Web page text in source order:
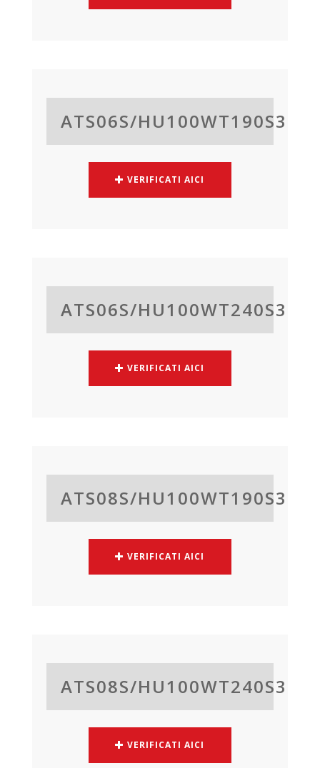
ATS06S/HU100WT190S3
VERIFICATI AICI
ATS06S/HU100WT240S3
VERIFICATI AICI
ATS08S/HU100WT190S3
VERIFICATI AICI
ATS08S/HU100WT240S3
VERIFICATI AICI